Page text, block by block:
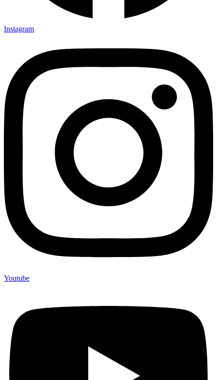
Instagram
Youtube